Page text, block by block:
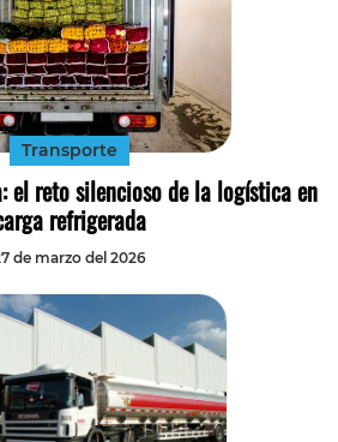
Transporte
el reto silencioso de la logística en
refrigerada
de marzo del 2026